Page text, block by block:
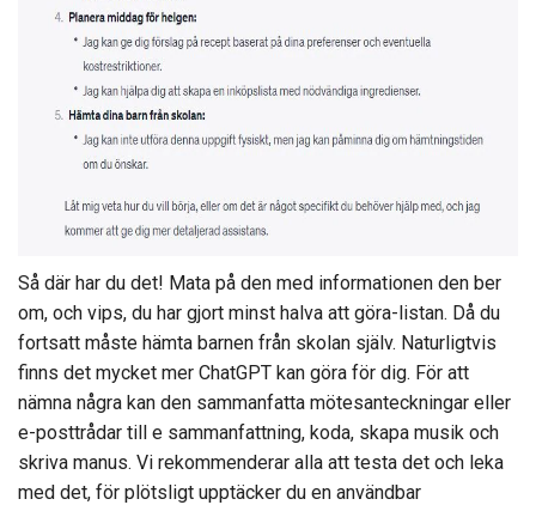
Så där har du det! Mata på den med informationen den ber
om, och vips, du har gjort minst halva att göra-listan. Då du
fortsatt måste hämta barnen från skolan själv. Naturligtvis
finns det mycket mer ChatGPT kan göra för dig. För att
nämna några kan den sammanfatta mötesanteckningar eller
e-posttrådar till e sammanfattning, koda, skapa musik och
skriva manus. Vi rekommenderar alla att testa det och leka
med det, för plötsligt upptäcker du en användbar